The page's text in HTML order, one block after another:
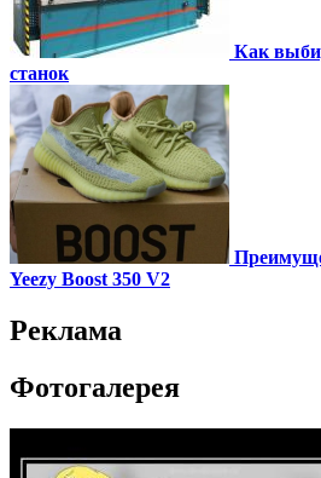
Как
станок
Yeezy Boost 350 V2
Реклама
Фотогалерея